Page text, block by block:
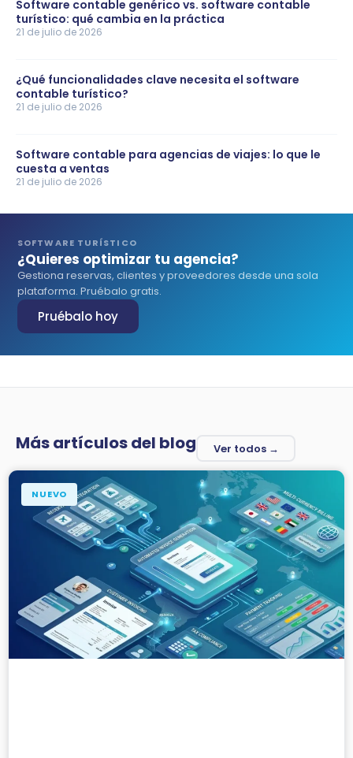
Software contable genérico vs. software contable
turístico: qué cambia en la práctica
21 de julio de 2026
¿Qué funcionalidades clave necesita el software
contable turístico?
21 de julio de 2026
Software contable para agencias de viajes: lo que le
cuesta a ventas
21 de julio de 2026
SOFTWARE TURÍSTICO
¿Quieres optimizar tu agencia?
Gestiona reservas, clientes y proveedores desde una sola
plataforma. Pruébalo gratis.
Pruébalo hoy
Más artículos del blog Ver todos →
NUEVO